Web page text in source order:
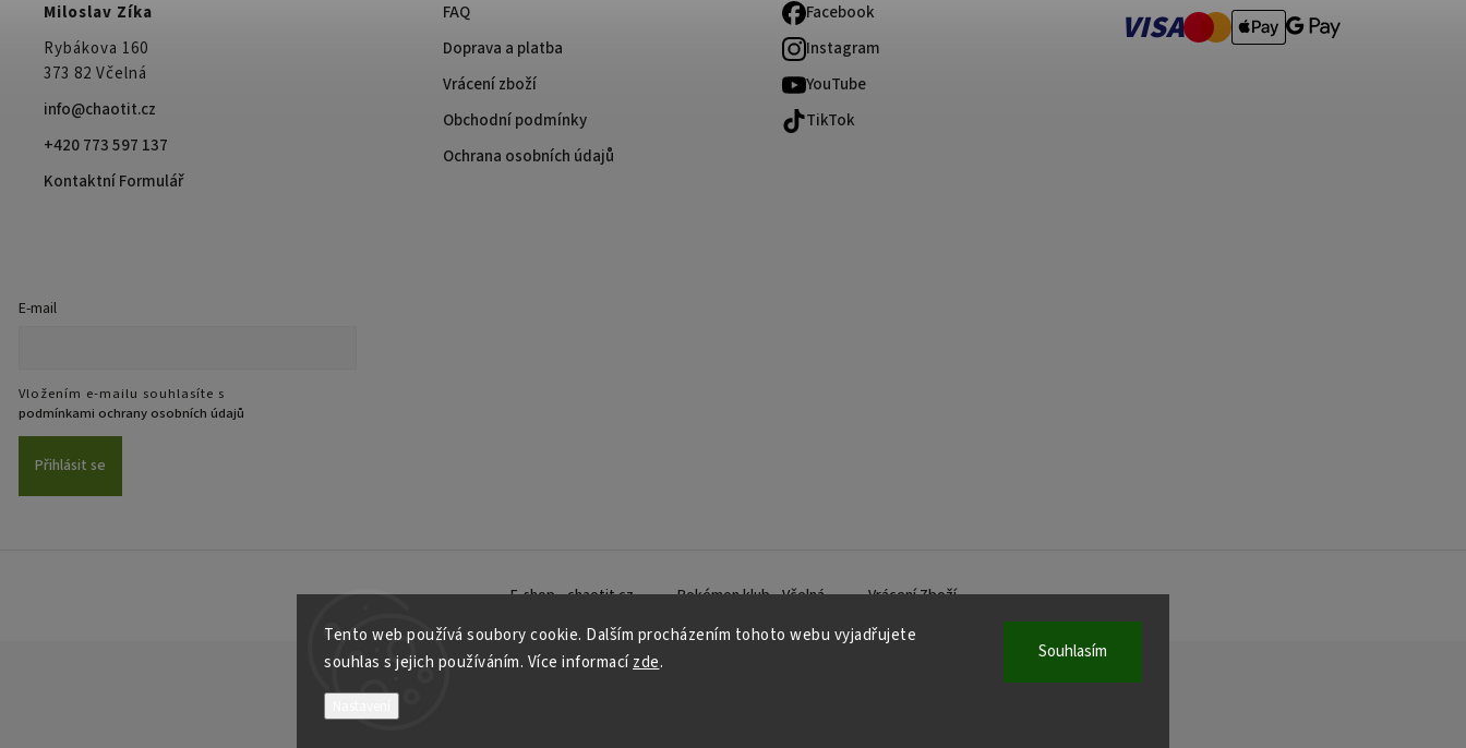
Tento web používá soubory cookie. Dalším procházením tohoto webu vyjadřujete
souhlas s jejich používáním. Více informacízde. Souhlasím
Miloslav Zíka
Rybákova 160
373 82 Včelná
info@chaotit.cz
+420 773 597 137
Kontaktní Formulář
FAQ
Doprava a platba
Vrácení zboží
Obchodní podmínky
Ochrana osobních údajů
Facebook
Instagram
YouTube
TikTok
VISA
E-mail
Vložením e-mailu souhlasíte s
podmínkami ochrany osobních údajů
Přihlásit se
E-shop - chaotit.cz Pokémon klub - Včelná Vrácení Zboží